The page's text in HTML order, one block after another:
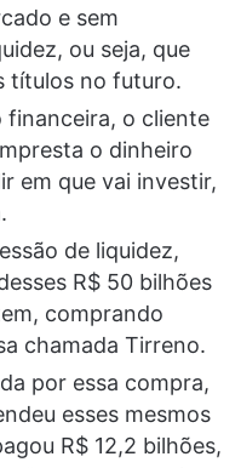
e sem
ou seja, que
títulos no futuro.
financeira, o cliente
o dinheiro
em que vai investir,
de liquidez,
R$ 50 bilhões
comprando
chamada Tirreno.
por essa compra,
esses mesmos
R$ 12,2 bilhões,